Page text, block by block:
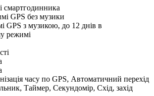
смартгодинника
GPS без музики
GPS з музикою, до 12 днів в
режимі
часу по GPS, Автоматичний перехід
Таймер, Секундомір, Схід, захід